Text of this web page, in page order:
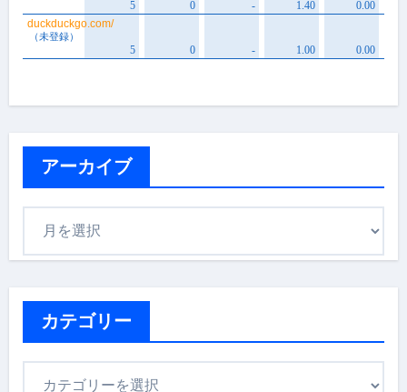
アーカイブ
カテゴリー